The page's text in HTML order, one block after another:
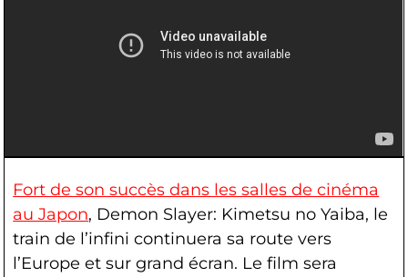
Fort de son succès dans les salles de cinéma
au Japon, Demon Slayer: Kimetsu no Yaiba, le
train de l’infini continuera sa route vers
l’Europe et sur grand écran. Le film sera